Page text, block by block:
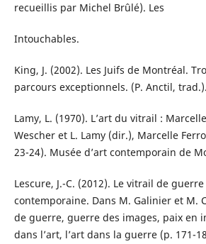
recueillis par Michel Brûlé). Les
Intouchables.
King, J. (2002). Les Juifs de Montréal.
parcours exceptionnels. (P. Anctil,
Lamy, L. (1970). L’art du vitrail :
Wescher et L. Lamy (dir.), Marcelle
23-24). Musée d’art contemporain de
Lescure, J.-C. (2012). Le vitrail de
contemporaine. Dans M. Galinier et M.
de guerre, guerre des images, paix en
dans l’art, l’art dans la guerre (p. 171-